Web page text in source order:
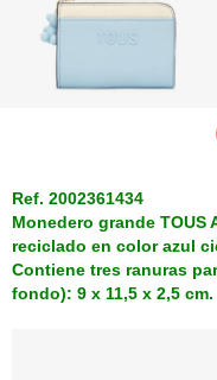
Ref. 2002361434
Monedero grande
reciclado en color azul
Contiene tres ranuras
fondo): 9 x 11,5 x 2,5 cm.